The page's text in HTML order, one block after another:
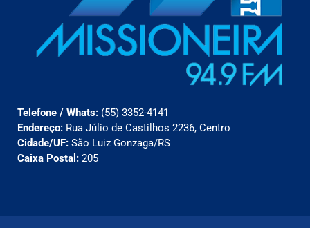
Telefone / Whats: (55) 3352-4141
Endereço: Rua Júlio de Castilhos 2236, Centro
Cidade/UF: São Luiz Gonzaga/RS
Caixa Postal: 205